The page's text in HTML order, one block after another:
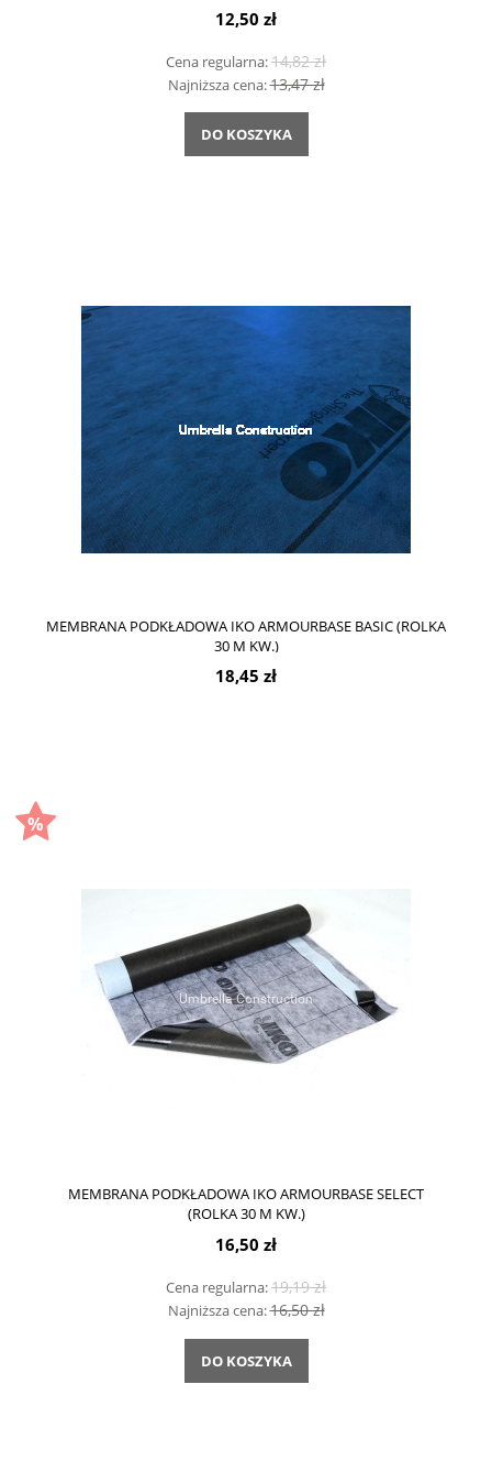
12,50 zł
Cena regularna:14,82 zł
Najniższa cena:13,47 zł
DO KOSZYKA
MEMBRANA PODKŁADOWA IKO ARMOURBASE BASIC (ROLKA
30 M KW.)
18,45 zł
MEMBRANA PODKŁADOWA IKO ARMOURBASE SELECT
(ROLKA 30 M KW.)
16,50 zł
Cena regularna:19,19 zł
Najniższa cena:16,50 zł
DO KOSZYKA